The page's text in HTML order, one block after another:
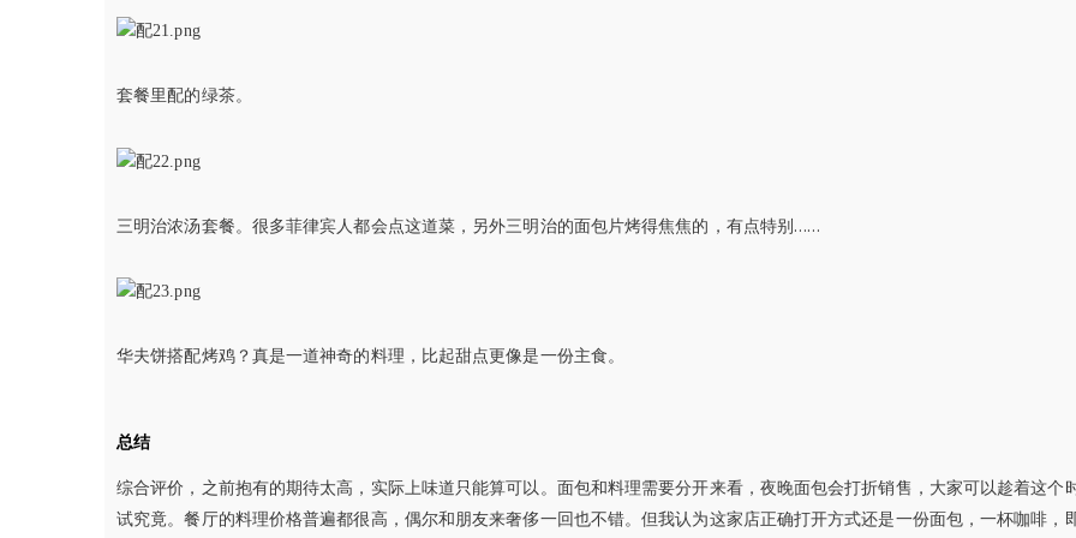
套餐里配的绿茶。
三明治浓汤套餐。很多菲律宾人都会点这道菜，另外三明治的面包片烤得焦焦的，有点特别 ……
华夫饼搭配烤鸡？真是一道神奇的料理，比起甜点更像是一份主食。
总结
综合评价，之前抱有的期待太高，实际上味道只能算可以。面包和料理需要分开来看，夜晚面包会打折销售，大家可以趁着这个
试究竟。餐厅的料理价格普遍都很高，偶尔和朋友来奢侈一回也不错。但我认为这家店正确打开方式还是一份面包，一杯咖啡，